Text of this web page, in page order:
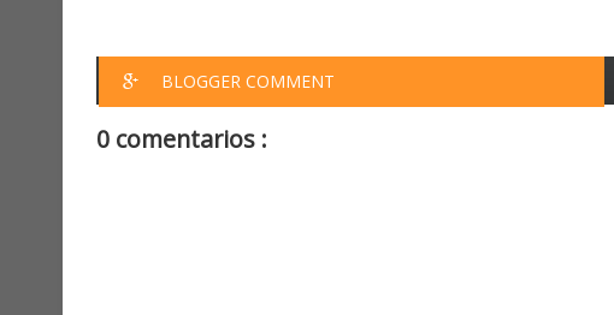
BLOGGER COMMENT
0 comentarios :